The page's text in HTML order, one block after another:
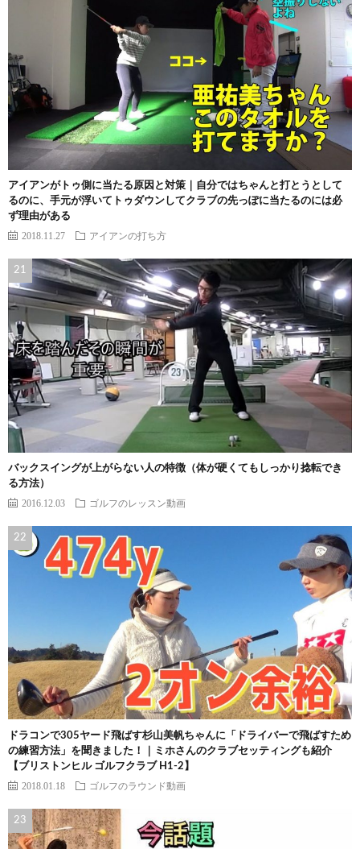
アイアンがトゥ側に当たる原因と対策｜自分ではちゃんと打とうとして
るのに、手元が浮いてトゥダウンしてクラブの先っぽに当たるのには必
ず理由がある
2018.11.27 アイアンの打ち方
バックスイングが上がらない人の特徴（体が硬くてもしっかり捻転でき
る方法）
2016.12.03 ゴルフのレッスン動画
ドラコンで305ヤード飛ばす杉山美帆ちゃんに「ドライバーで飛ばすため
の練習方法」を聞きました！｜ミホさんのクラブセッティングも紹介
【ブリストンヒル ゴルフクラブ H1-2】
2018.01.18 ゴルフのラウンド動画